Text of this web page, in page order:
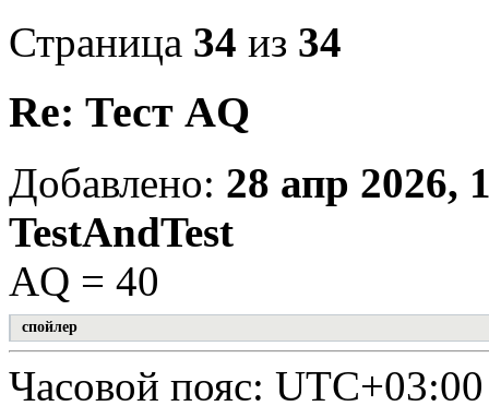
Страница 34 из 34
Re: Тест AQ
Добавлено: 28 апр 2026,
TestAndTest
AQ = 40
спойлер
Часовой пояс: UTC+03:00